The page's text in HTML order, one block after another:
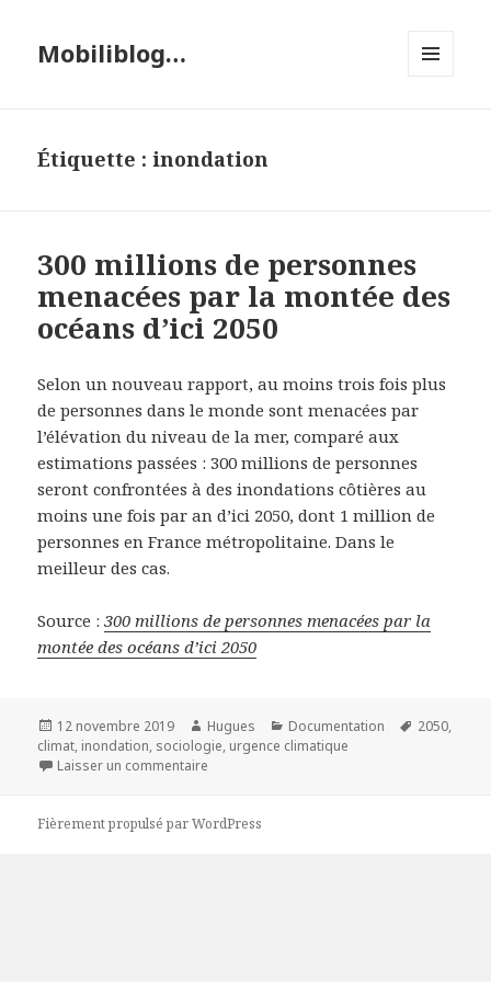
Mobiliblog…
Étiquette :inondation
300 millions de personnes
menacées par la montée des
océans d’ici 2050
Selon un nouveau rapport, au moins trois fois plus
de personnes dans le monde sont menacées par
l’élévation du niveau de la mer, comparé aux
estimations passées : 300 millions de personnes
seront confrontées à des inondations côtières au
moins une fois par an d’ici 2050, dont 1 million de
personnes en France métropolitaine. Dans le
meilleur des cas.
Source :300 millions de personnes menacées par la
montée des océans d’ici 2050
Publié
le
12 novembre 2019 Auteur
Hugues Catégories
Documentation
Mots-
2050,
climat, inondation, sociologie, urgence climatique
Laisser un commentaire
Fièrement propulsé par WordPress